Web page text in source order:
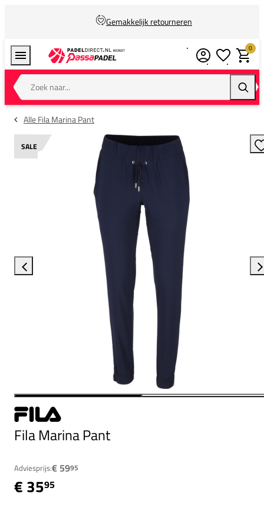
Gemakkelijk retourneren
Zoek naar...
0
Alle Fila Marina Pant
SALE
Fila Marina Pant
Adviesprijs:€ 5995
€ 3595